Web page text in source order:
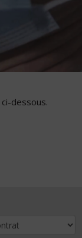
dessous.